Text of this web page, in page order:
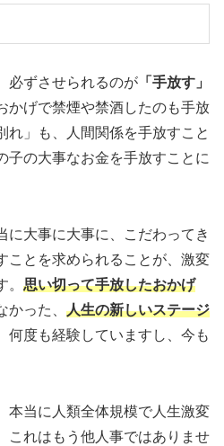
必ずさせられるのが 「手放す」
かげで禁煙や禁酒したのも手放
れ」も、人間関係を手放すこと
子の大事なお金を手放すことに
に大事に大事に、こだわってき
ことを求められることが、激変
思い切って手放したおかげ
った、 人生の新しいステージ
何度も経験していますし、今も
本当に人類全体規模で人生激変
これはもう他人事ではありませ